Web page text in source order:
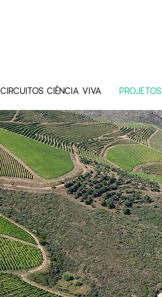
CIRCUITOS CIÊNCIA VIVA PROJETOS